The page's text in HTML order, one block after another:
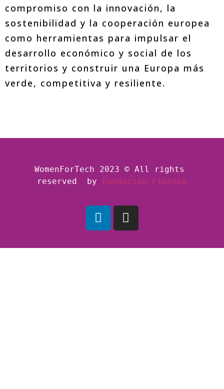
compromiso con la innovación, la
sostenibilidad y la cooperación europea
como herramientas para impulsar el
desarrollo económico y social de los
territorios y construir una Europa más
verde, competitiva y resiliente.
WomenForTech 2023 © All rights
reserved  by
Fundación Finnova